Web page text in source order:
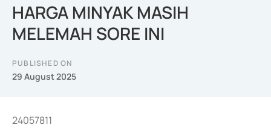
HARGA MINYAK MASIH
MELEMAH SORE INI
PUBLISHED ON
29 August 2025
24057811